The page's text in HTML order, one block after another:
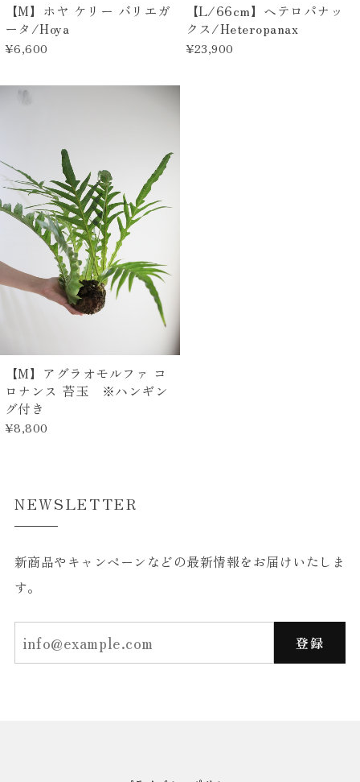
【M】ホヤ ケリー バリエガ
ータ/Hoya
¥6,600
【L/66cm】ヘテロパナッ
クス/Heteropanax
¥23,900
【M】アグラオモルファ コ
ロナンス 苔玉 ※ハンギン
グ付き
¥8,800
NEWSLETTER
新商品やキャンペーンなどの最新情報をお届けいたしま
す。
登録